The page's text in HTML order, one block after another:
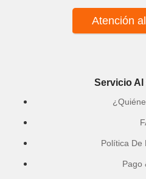
Atención
Servicio Al
Política De
Pago